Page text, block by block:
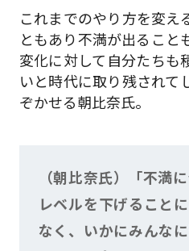
これまでのやり方を変え
ともあり不満が出ること
変化に対して自分たちも
いと時代に取り残されて
ぞかせる朝比奈氏。
（朝比奈氏）「不満
レベルを下げること
なく、いかにみんな